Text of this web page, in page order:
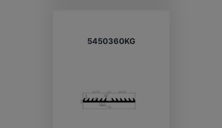
5450360KG